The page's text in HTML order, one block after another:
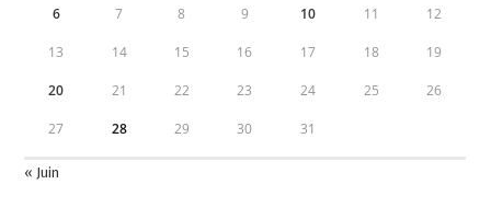
6 7 8 9 10 11 12
13 14 15 16 17 18 19
20 21 22 23 24 25 26
27 28 29 30 31
« Juin